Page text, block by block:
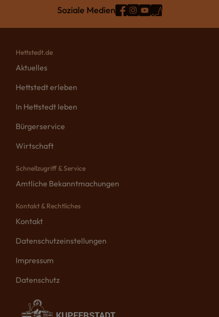
Soziale Medien
Hettstedt.de
Aktuelles
Hettstedt erleben
In Hettstedt leben
Bürgerservice
Wirtschaft
Schnellzugriff & Service
Amtliche Bekanntmachungen
Kontakt & Rechtliches
Kontakt
Datenschutzeinstellungen
Impressum
Datenschutz